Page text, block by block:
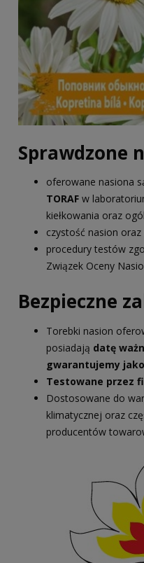
Sprawdzone
oferowane nasiona
TORAF w
kiełkowania oraz
czystość nasion
procedury testów
Związek Oceny
Bezpieczne
Torebki nasion
posiadają datę
gwarantujemy
Testowane przez
Dostosowane do
klimatycznej oraz
producentów